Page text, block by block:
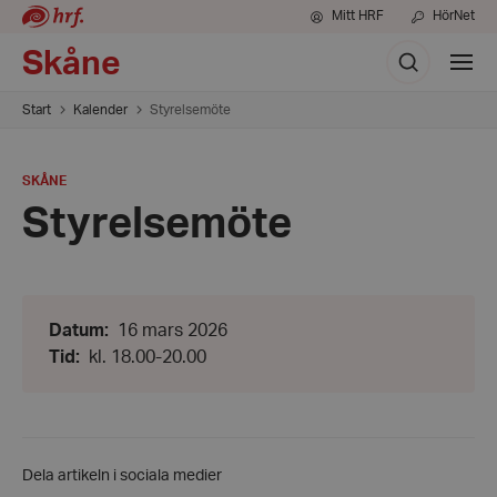
Mitt HRF HörNet
Skåne Sök
Visa
meny
Start Kalender Styrelsemöte
PLATS:
SKÅNE
Styrelsemöte
Datum:
Datum:
16
mars
16 mars 2026
Tid :
Från:
kl. 18.00-20.00
Dela artikeln i sociala medier